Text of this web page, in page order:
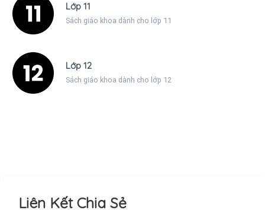
Lớp 11
Sách giáo khoa dành cho lớp 11
Lớp 12
Sách giáo khoa dành cho lớp 12
Liên Kết Chia Sẻ